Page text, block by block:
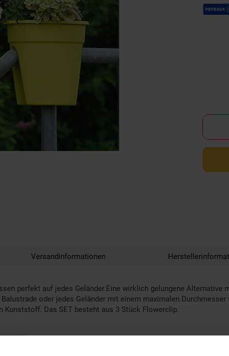
Versandinformationen
perfekt auf jedes Geländer.Eine wirklich gelungene
oder jedes Geländer mit einem maximalen
Das SET besteht aus 3 Stück Flowerclip.
Pflanzgefäße